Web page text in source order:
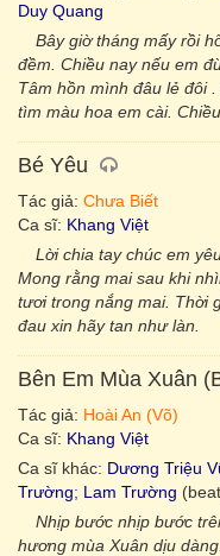
Duy Quang
Bây giờ tháng mấy rồi
đềm. Chiều nay nếu em
Tâm hồn mình đâu lẻ đôi
tìm màu hoa em cài.
Bé Yêu
Tác giả: Chưa Biết
Ca sĩ: Khang Việt
Lời chia tay chúc em
Mong rằng mai sau khi
tươi trong nắng mai. Thời
đau xin hãy tan như làn.
Bên Em Mùa Xuân
Tác giả: Hoài An (Võ)
Ca sĩ: Khang Việt
Ca sĩ khác: Dương Triệu
Trường; Lam Trường
Nhịp bước nhịp bước
hương mùa Xuân dịu